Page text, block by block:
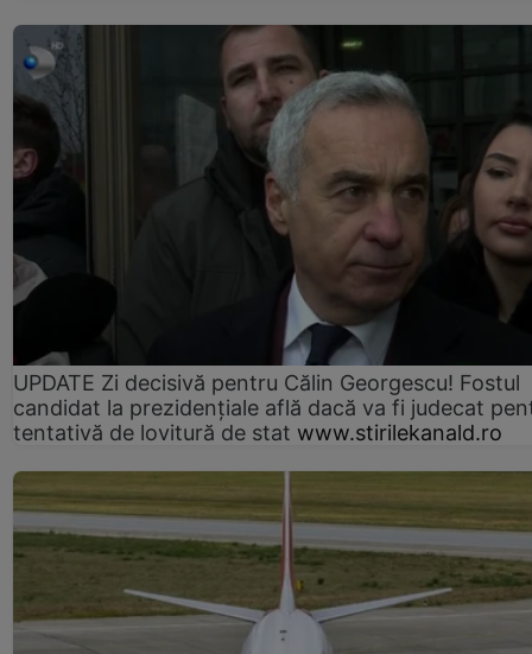
UPDATE Zi decisivă pentru Călin Georgescu! Fostul
candidat la prezidențiale află dacă va fi judecat
tentativă de lovitură de stat www.stirilekanald.ro